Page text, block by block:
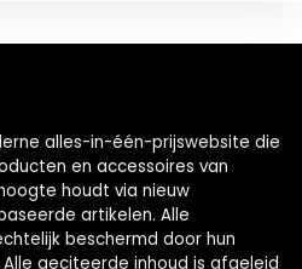
alles-in-één-prijswebsite die
en accessoires van
houdt via nieuw
artikelen. Alle
beschermd door hun
geciteerde inhoud is afgeleid